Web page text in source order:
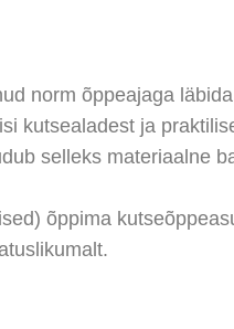
norm õppeajaga
kutsealadest ja
selleks materiaalne
õppima